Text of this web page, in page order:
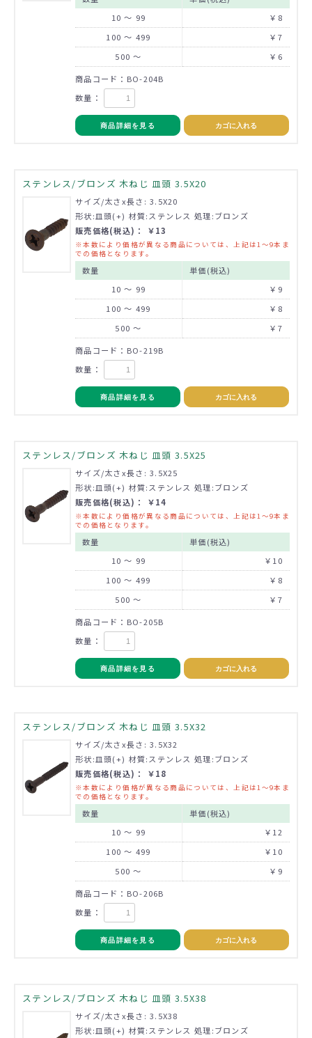
10 ～ 99
￥8
100 ～ 499
￥7
500 ～
￥6
商品コード：BO-204B
数量：
商品詳細を見る カゴに入れる
ステンレス/ブロンズ 木ねじ 皿頭 3.5X20
サイズ/太さx長さ: 3.5X20
形状:皿頭(+) 材質:ステンレス 処理:ブロンズ
販売価格(税込)： ￥13
※本数により価格が異なる商品については、上記は1～9本ま
での価格となります。
数量
単価(税込)
10 ～ 99
￥9
100 ～ 499
￥8
500 ～
￥7
商品コード：BO-219B
数量：
商品詳細を見る カゴに入れる
ステンレス/ブロンズ 木ねじ 皿頭 3.5X25
サイズ/太さx長さ: 3.5X25
形状:皿頭(+) 材質:ステンレス 処理:ブロンズ
販売価格(税込)： ￥14
※本数により価格が異なる商品については、上記は1～9本ま
での価格となります。
数量
単価(税込)
10 ～ 99
￥10
100 ～ 499
￥8
500 ～
￥7
商品コード：BO-205B
数量：
商品詳細を見る カゴに入れる
ステンレス/ブロンズ 木ねじ 皿頭 3.5X32
サイズ/太さx長さ: 3.5X32
形状:皿頭(+) 材質:ステンレス 処理:ブロンズ
販売価格(税込)： ￥18
※本数により価格が異なる商品については、上記は1～9本ま
での価格となります。
数量
単価(税込)
10 ～ 99
￥12
100 ～ 499
￥10
500 ～
￥9
商品コード：BO-206B
数量：
商品詳細を見る カゴに入れる
ステンレス/ブロンズ 木ねじ 皿頭 3.5X38
サイズ/太さx長さ: 3.5X38
形状:皿頭(+) 材質:ステンレス 処理:ブロンズ